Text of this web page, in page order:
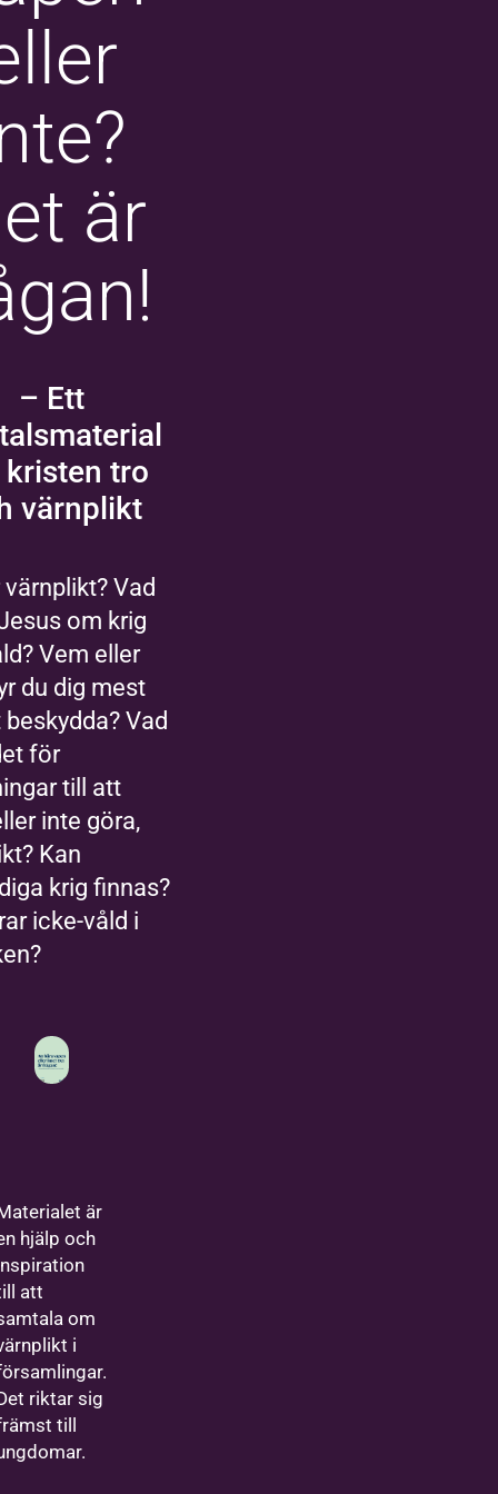
är
– Ett
tro
värnplikt
värnplikt? Vad
om krig
Vem eller
du dig mest
Vad
för
till att
inte göra,
Kan
krig finnas?
icke-våld i
är
hjälp och
att
om
i
riktar sig
till